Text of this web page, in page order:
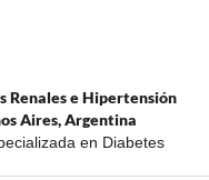
Renales e Hipertensión
Aires, Argentina
en Diabetes